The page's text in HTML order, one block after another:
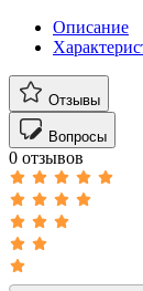
Описание
Отзывы
Вопросы
0 отзывов